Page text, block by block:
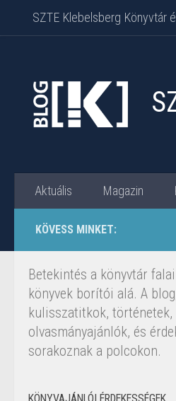
Skip to content
SZTE Klebelsberg Könyvtár
Aktuális Magazin
KÖVESS MINKET:
Betekintés a könyvtár
könyvek borítói alá. A
kulisszatitkok, történetek,
olvasmányajánlók, és
sorakoznak a polcokon.